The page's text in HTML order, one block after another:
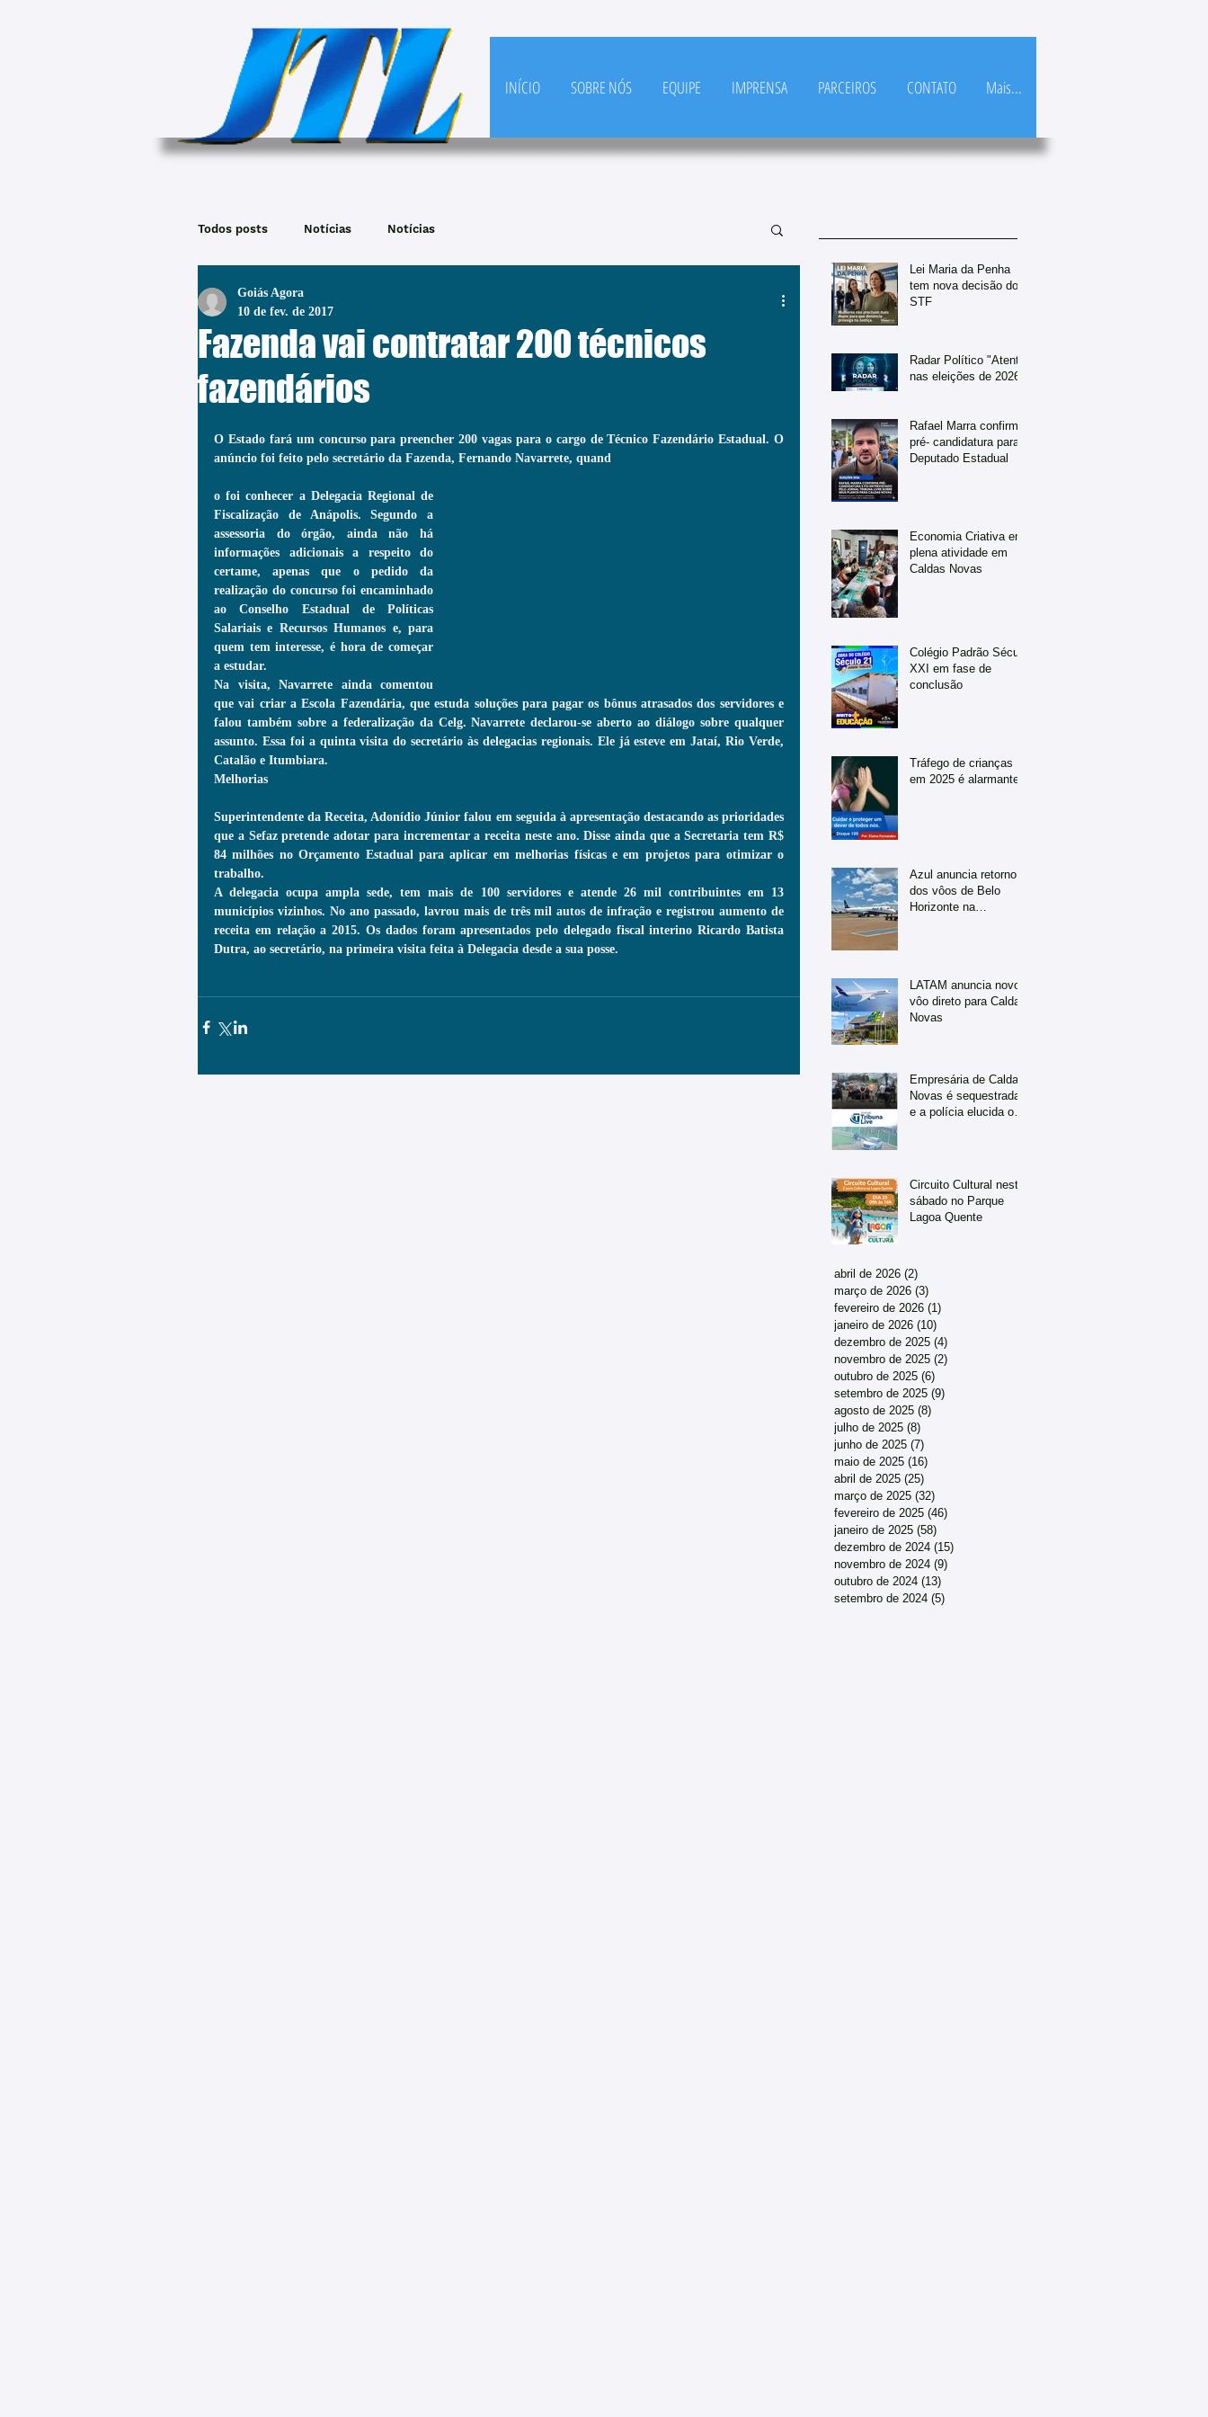
INÍCIO SOBRE NÓS EQUIPE IMPRENSA PARCEIROS CONTATO Mais...
Todos posts Notícias Notícias
Fazenda vai contratar 200 técnicos
fazendários
Goiás Agora
10 de fev. de 2017
O Estado fará um concurso para preencher 200 vagas para o cargo de Técnico Fazendário Estadual. O
anúncio foi feito pelo secretário da Fazenda, Fernando Navarrete, quand
o foi conhecer a Delegacia Regional de
Fiscalização de Anápolis. Segundo a
assessoria do órgão, ainda não há
informações adicionais a respeito do
certame, apenas que o pedido da
realização do concurso foi encaminhado
ao Conselho Estadual de Políticas
Salariais e Recursos Humanos e, para
quem tem interesse, é hora de começar
a estudar.
Na visita, Navarrete ainda comentou
que vai criar a Escola Fazendária, que estuda soluções para pagar os bônus atrasados dos servidores e
falou também sobre a federalização da Celg. Navarrete declarou-se aberto ao diálogo sobre qualquer
assunto. Essa foi a quinta visita do secretário às delegacias regionais. Ele já esteve em Jataí, Rio Verde,
Catalão e Itumbiara.
Melhorias
Superintendente da Receita, Adonídio Júnior falou em seguida à apresentação destacando as prioridades
que a Sefaz pretende adotar para incrementar a receita neste ano. Disse ainda que a Secretaria tem R$
84 milhões no Orçamento Estadual para aplicar em melhorias físicas e em projetos para otimizar o
trabalho.
A delegacia ocupa ampla sede, tem mais de 100 servidores e atende 26 mil contribuintes em 13
municípios vizinhos. No ano passado, lavrou mais de três mil autos de infração e registrou aumento de
receita em relação a 2015. Os dados foram apresentados pelo delegado fiscal interino Ricardo Batista
Dutra, ao secretário, na primeira visita feita à Delegacia desde a sua posse.
Lei Maria da Penha
tem nova decisão do
STF
Radar Político "Atento
nas eleições de 2026"
Rafael Marra confirma
pré- candidatura para
Deputado Estadual
Economia Criativa em
plena atividade em
Caldas Novas
Colégio Padrão Século
XXI em fase de
conclusão
Tráfego de crianças
em 2025 é alarmante
Azul anuncia retorno
dos vôos de Belo
Horizonte na
LATAM anuncia novo
vôo direto para Caldas
Novas
Empresária de Caldas
Novas é sequestrada
e a polícia elucida o
Circuito Cultural neste
sábado no Parque
Lagoa Quente
abril de 2026 (2)
março de 2026 (3)
fevereiro de 2026 (1)
janeiro de 2026 (10)
dezembro de 2025 (4)
novembro de 2025 (2)
outubro de 2025 (6)
setembro de 2025 (9)
agosto de 2025 (8)
julho de 2025 (8)
junho de 2025 (7)
maio de 2025 (16)
abril de 2025 (25)
março de 2025 (32)
fevereiro de 2025 (46)
janeiro de 2025 (58)
dezembro de 2024 (15)
novembro de 2024 (9)
outubro de 2024 (13)
setembro de 2024 (5)